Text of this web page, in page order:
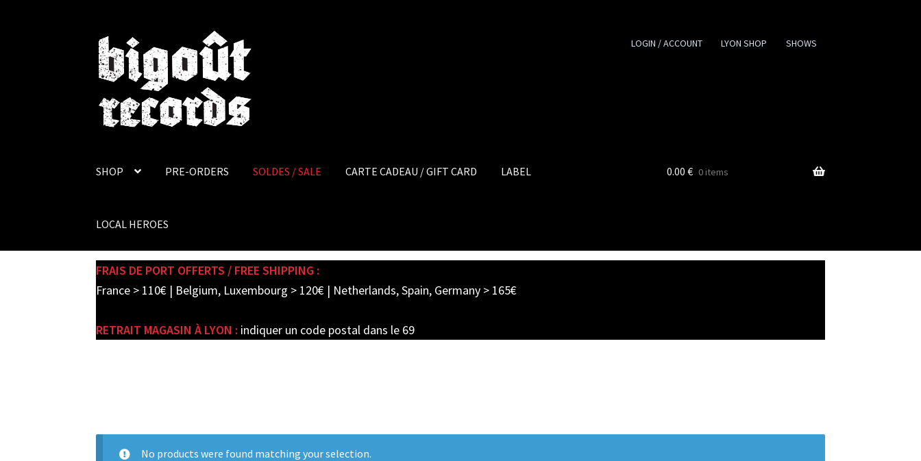
Skip
to
navigation
Skip
to
content
LOGIN / ACCOUNT LYON SHOP SHOWS
SHOP PRE-ORDERS SOLDES / SALE CARTE CADEAU / GIFT CARD LABEL
LOCAL HEROES
0.00 € 0 items
FRAIS DE PORT OFFERTS / FREE SHIPPING :
France > 110€ | Belgium, Luxembourg > 120€ | Netherlands, Spain, Germany > 165€
RETRAIT MAGASIN À LYON : indiquer un code postal dans le 69
No products were found matching your selection.